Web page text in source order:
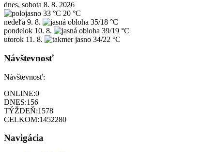
dnes, sobota 8. 8. 2026
33 °C 20 °C
nedeľa 9. 8.
35/18 °C
pondelok 10. 8.
39/19 °C
utorok 11. 8. 34/22 °C
Návštevnosť
Návštevnosť:
ONLINE:0
DNES:156
TÝŽDEŇ:1578
CELKOM:1452280
Navigácia